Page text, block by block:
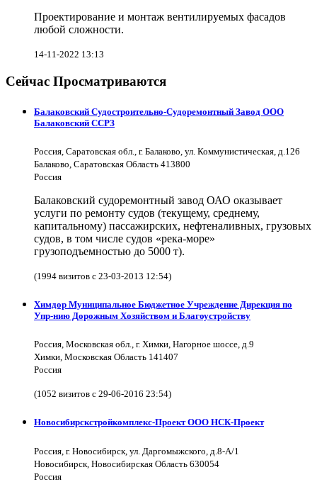
Проектирование и монтаж вентилируемых фасадов
любой сложности.
14-11-2022 13:13
Сейчас Просматриваются
Балаковский Судостроительно-Судоремонтный Завод ООО
Балаковский ССРЗ
Россия, Саратовская обл., г. Балаково, ул. Коммунистическая, д.126
Балаково, Саратовская Область 413800
Россия
Балаковский судоремонтный завод ОАО оказывает
услуги по ремонту судов (текущему, среднему,
капитальному) пассажирских, нефтеналивных, грузовых
судов, в том числе судов «река-море»
грузоподъемностью до 5000 т).
(1994 визитов с 23-03-2013 12:54)
Химдор Муниципальное Бюджетное Учреждение Дирекция по
Упр-нию Дорожным Хозяйством и Благоустройству
Россия, Московская обл., г. Химки, Нагорное шоссе, д.9
Химки, Московская Область 141407
Россия
(1052 визитов с 29-06-2016 23:54)
Новосибирскстройкомплекс-Проект ООО НСК-Проект
Россия, г. Новосибирск, ул. Даргомыжского, д.8-А/1
Новосибирск, Новосибирская Область 630054
Россия